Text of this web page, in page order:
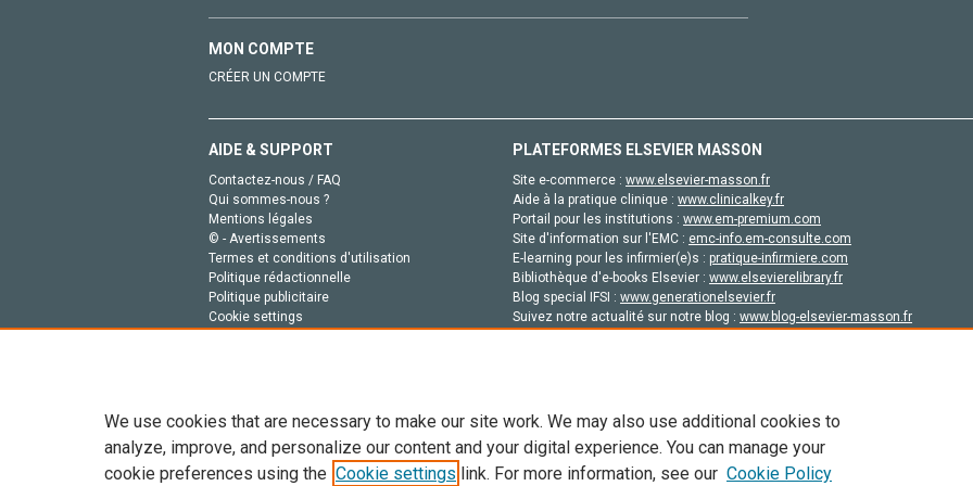
MON COMPTE
CRÉER UN COMPTE
AIDE & SUPPORT
Contactez-nous / FAQ
Qui sommes-nous ?
Mentions légales
© - Avertissements
Termes et conditions d'utilisation
Politique rédactionnelle
Politique publicitaire
Cookie settings
PLATEFORMES ELSEVIER MASSON
Site e-commerce : www.elsevier-masson.fr
Aide à la pratique clinique : www.clinicalkey.fr
Portail pour les institutions : www.em-premium.com
Site d'information sur l'EMC : emc-info.em-consulte.com
E-learning pour les infirmier(e)s : pratique-infirmiere.com
Bibliothèque d'e-books Elsevier : www.elsevierelibrary.fr
Blog special IFSI : www.generationelsevier.fr
Suivez notre actualité sur notre blog : www.blog-elsevier-masson.fr
Tout le contenu de ce site: Copyright © 2026 Elsevier, ses concédants de licence et ses contributeurs. Tout les droits sont réservés,
We use cookies that are necessary to make our site work. We may also use additional cookies to
analyze, improve, and personalize our content and your digital experience. You can manage your
cookie preferences using the Cookie settings link. For more information, see our Cookie Policy